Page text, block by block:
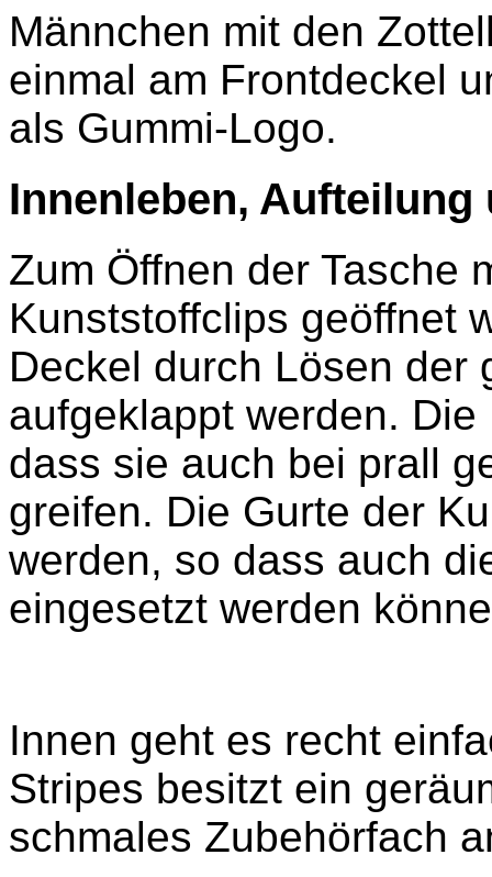
Männchen mit den
einmal am Frontdeckel
als Gummi-Logo.
Innenleben, Aufteilung
Zum Öffnen der Tasche
Kunststoffclips geöffnet
Deckel durch Lösen der
aufgeklappt werden.
dass sie auch bei prall
greifen. Die Gurte der
werden, so dass auch
eingesetzt werden
Innen geht es recht
Stripes besitzt ein
schmales Zubehörfach